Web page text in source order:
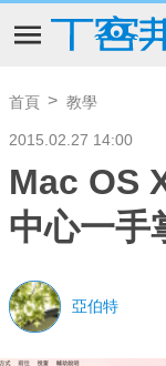
首頁 教學
2015.02.27 14:00
Mac OS
中心一手
亞伯特